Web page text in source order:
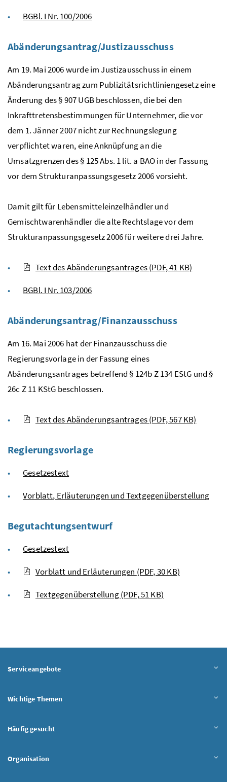
BGBl. I Nr. 100/2006
Abänderungsantrag/Justizausschuss
Am 19. Mai 2006 wurde im Justizausschuss in einem
Abänderungsantrag zum Publizitätsrichtliniengesetz eine
Änderung des § 907UGBbeschlossen, die bei den
Inkrafttretensbestimmungen für Unternehmer, die vor
dem 1. Jänner 2007 nicht zur Rechnungslegung
verpflichtet waren, eine Anknüpfung an die
Umsatzgrenzen des § 125Abs. 1lit. a BAOin der Fassung
vor dem Strukturanpassungsgesetz 2006 vorsieht.
Damit gilt für Lebensmitteleinzelhändler und
Gemischtwarenhändler die alte Rechtslage vor dem
Strukturanpassungsgesetz 2006 für weitere drei Jahre.
Text des Abänderungsantrages(PDF, 41 KB)
BGBl. I Nr. 103/2006
Abänderungsantrag/Finanzausschuss
Am 16. Mai 2006 hat der Finanzausschuss die
Regierungsvorlage in der Fassung eines
Abänderungsantrages betreffend § 124bZ134 EStG und §
26c Z11 KStG beschlossen.
Text des Abänderungsantrages(PDF, 567 KB)
Regierungsvorlage
Gesetzestext
Vorblatt, Erläuterungen und Textgegenüberstellung
Begutachtungsentwurf
Gesetzestext
Vorblatt und Erläuterungen (PDF, 30 KB)
Textgegenüberstellung(PDF, 51 KB)
Serviceangebote
Wichtige Themen
Häufig gesucht
Organisation